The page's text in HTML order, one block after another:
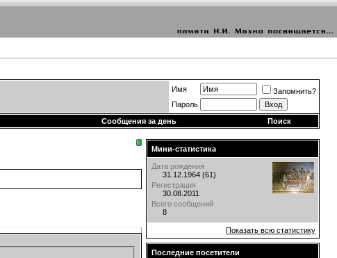
Имя
Запомнить?
Пароль
Сообщения за день Поиск
Мини-статистика
Дата рождения
31.12.1964 (61)
Регистрация
30.08.2011
Всего сообщений
8
Показать всю статистику
Последние посетители